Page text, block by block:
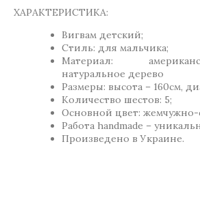
ХАРАКТЕРИСТИКА:
Вигвам детский;
Стиль: для мальчика;
Материал:
натуральное дерево
Размеры: высота – 160см,
Количество шестов: 5;
Основной цвет: жемчужно-
Работа handmade –
Произведено в Украине.